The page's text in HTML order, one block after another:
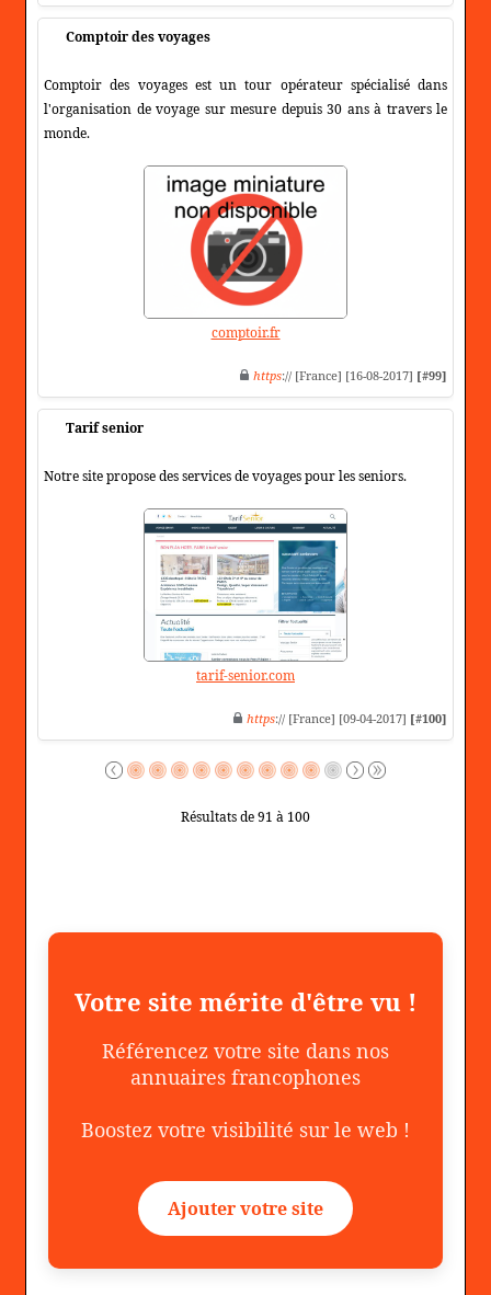
Comptoir des voyages
Comptoir des voyages est un tour opérateur spécialisé dans
l'organisation de voyage sur mesure depuis 30 ans à travers le
monde.
comptoir.fr
https:// [France] [16-08-2017] [#99]
Tarif senior
Notre site propose des services de voyages pour les seniors.
tarif-senior.com
https:// [France] [09-04-2017] [#100]
Résultats de 91 à 100
Votre site mérite d'être vu !
Référencez votre site dans nos
annuaires francophones
Boostez votre visibilité sur le web !
Ajouter votre site